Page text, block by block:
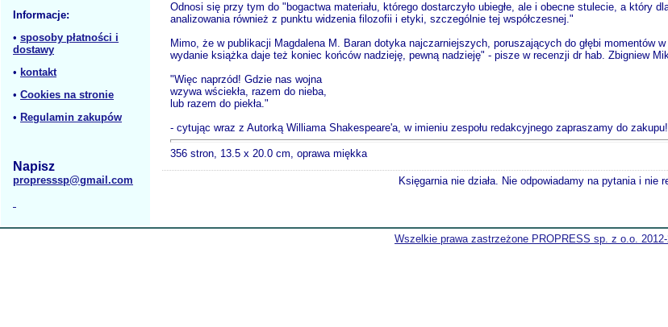
Informacje:
• sposoby płatności i
dostawy
• kontakt
• Cookies na stronie
• Regulamin zakupów
Napisz
propresssp@gmail.com
Odnosi się przy tym do "bogactwa materiału, którego dostarczyło ubiegłe, ale i obecne stulecie, a który
analizowania również z punktu widzenia filozofii i etyki, szczególnie tej współczesnej."
Mimo, że w publikacji Magdalena M. Baran dotyka najczarniejszych, poruszających do głębi momentów
wydanie książka daje też koniec końców nadzieję, pewną nadzieję" - pisze w recenzji dr hab. Zbigniew
"Więc naprzód! Gdzie nas wojna
wzywa wściekła, razem do nieba,
lub razem do piekła."
- cytując wraz z Autorką Williama Shakespeare'a, w imieniu zespołu redakcyjnego zapraszamy do zakupu!
356 stron, 13.5 x 20.0 cm, oprawa miękka
Księgarnia nie działa. Nie odpowiadamy na pytania i nie
Wszelkie prawa zastrzeżone PROPRESS sp. z o.o.